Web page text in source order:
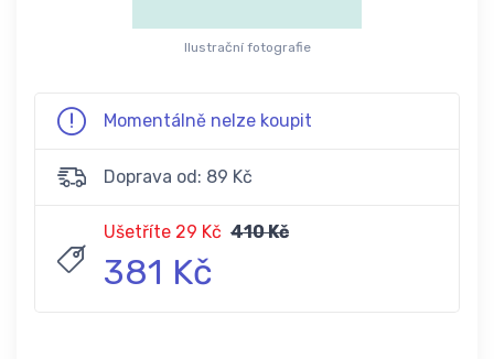
Ilustrační fotografie
Momentálně nelze koupit
Doprava od: 89 Kč
Ušetříte 29 Kč 410 Kč
381 Kč